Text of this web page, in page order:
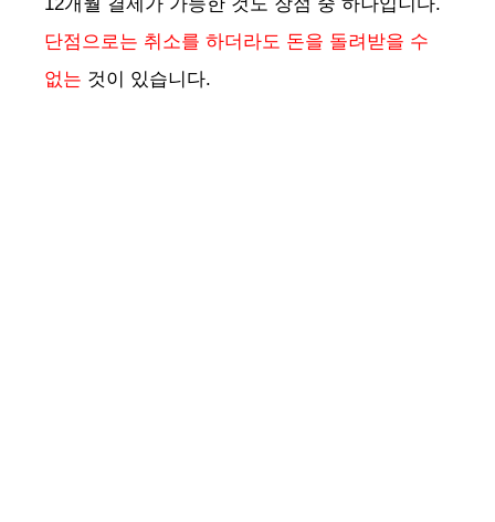
단점으로는 취소를 하더라도 돈을 돌려받을 수
없는 것이 있습니다.